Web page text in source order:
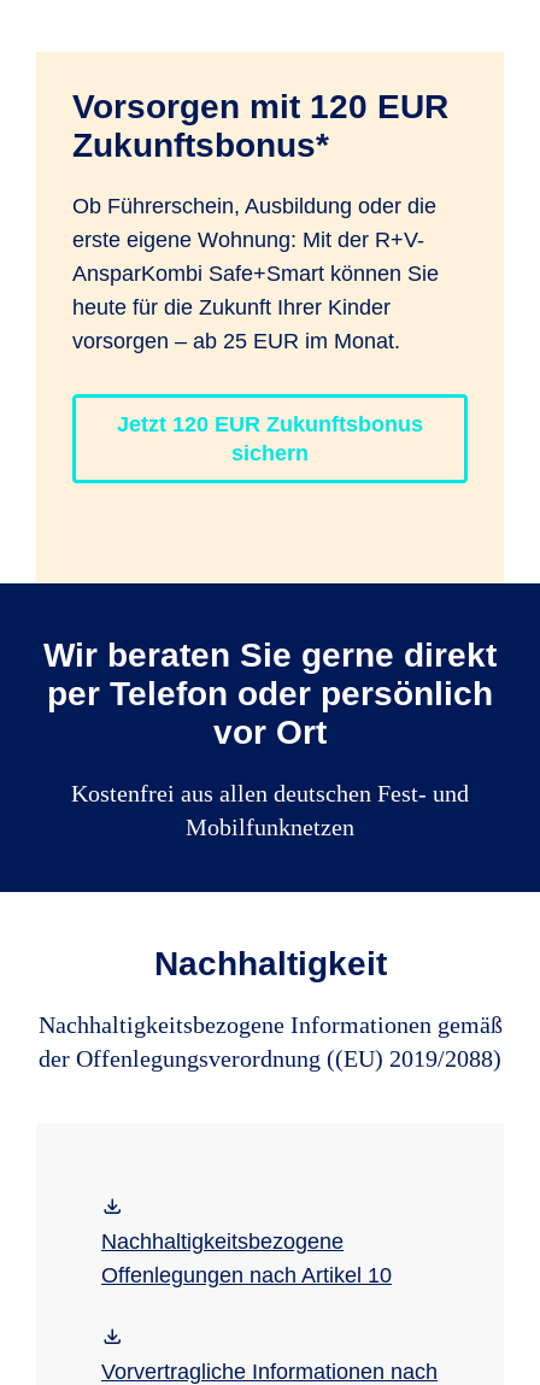
war. Die dargestellte mögliche
Wertentwicklung des Gesamtkapitals
ergibt sich als Summe aus dem sicheren
Kapital, basierend auf der zuletzt
sowie dem Chancen-Kapital, basierend
auf der historischen Wertentwicklung.
Kosten sind in der Darstellung enthalten.
höher oder niedriger als die angegebenen
Werte sein.Die dargestellten möglichen
Werte dienen ausschließlich
Illustrationszwecken. Bisherige und
Die bereitgestellten Informationen wurden
mit großer Sorgfalt erstellt und geprüft.
Für die Richtigkeit der gemachten
übernommen werden.
Steuersatz versteuert).
Vorsorgen mit 120 EUR
Zukunftsbonus*
Ob Führerschein, Ausbildung oder die
erste eigene Wohnung: Mit der R+V-
AnsparKombi Safe+Smart können Sie
heute für die Zukunft Ihrer Kinder
vorsorgen – ab 25 EUR im Monat.
Jetzt 120 EUR Zukunftsbonus
sichern
Wir beraten Sie gerne direkt
per Telefon oder persönlich
vor Ort
Kostenfrei aus allen deutschen Fest- und
Mobilfunknetzen
Nachhaltigkeit
Nachhaltigkeitsbezogene Informationen gemäß
der Offenlegungsverordnung ((EU) 2019/2088)
Nachhaltigkeitsbezogene
Offenlegungen nach Artikel 10
Vorvertragliche Informationen nach